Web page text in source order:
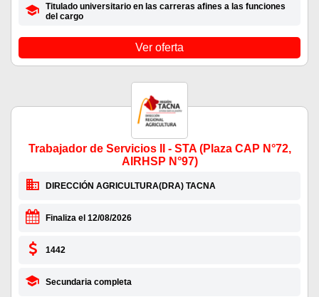
Titulado universitario en las carreras afines a las funciones
del cargo
Ver oferta
Trabajador de Servicios II - STA (Plaza CAP N°72,
AIRHSP N°97)
DIRECCIÓN AGRICULTURA(DRA) TACNA
Finaliza el 12/08/2026
1442
Secundaria completa